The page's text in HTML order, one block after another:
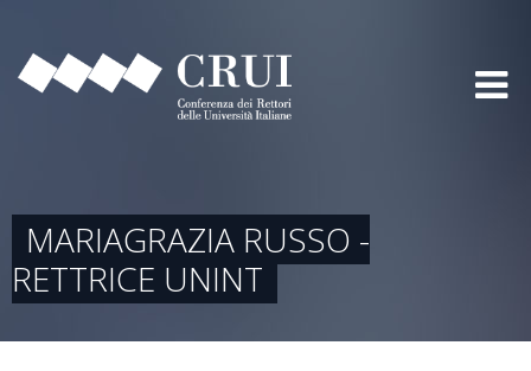
MARIAGRAZIA RUSSO -
RETTRICE UNINT